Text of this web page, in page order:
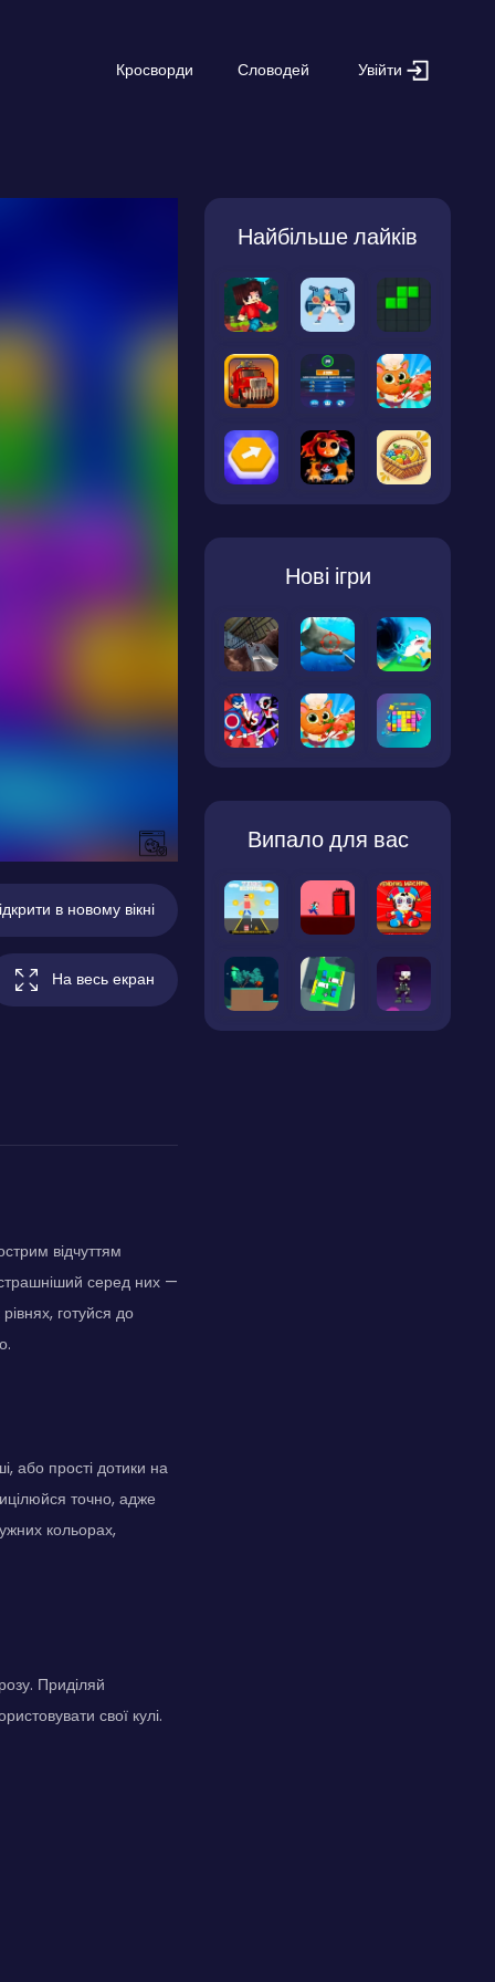
Кросворди Словодей Увійти
в новому вікні
На весь екран
відчуттям
серед них —
готуйся до
або прості дотики на
точно, адже
кольорах,
Приділяй
свої кулі.
Найбільше лайків
Нові ігри
Випало для вас